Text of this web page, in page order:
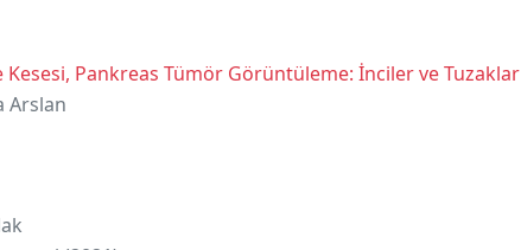
Kesesi, Pankreas Tümör Görüntüleme: İnciler ve Tuzaklar
Arslan